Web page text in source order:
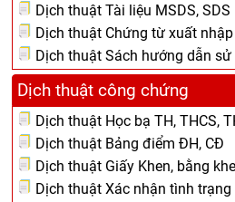
Dịch thuật Tài liệu MSDS, SDS
Dịch thuật Chứng từ xuất
Dịch thuật Sách hướng dẫn sử
Dịch thuật công chứng
Dịch thuật Học bạ TH, THCS,
Dịch thuật Bảng điểm ĐH, CĐ
Dịch thuật Giấy Khen, bằng
Dịch thuật Xác nhận tình trạng